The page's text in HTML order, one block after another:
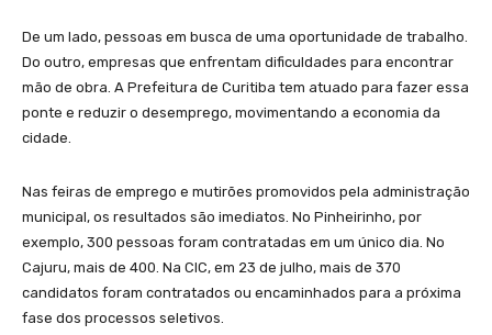
De um lado, pessoas em busca de uma oportunidade de trabalho.
Do outro, empresas que enfrentam dificuldades para encontrar
mão de obra. A Prefeitura de Curitiba tem atuado para fazer essa
ponte e reduzir o desemprego, movimentando a economia da
cidade.
Nas feiras de emprego e mutirões promovidos pela administração
municipal, os resultados são imediatos. No Pinheirinho, por
exemplo, 300 pessoas foram contratadas em um único dia. No
Cajuru, mais de 400. Na CIC, em 23 de julho, mais de 370
candidatos foram contratados ou encaminhados para a próxima
fase dos processos seletivos.